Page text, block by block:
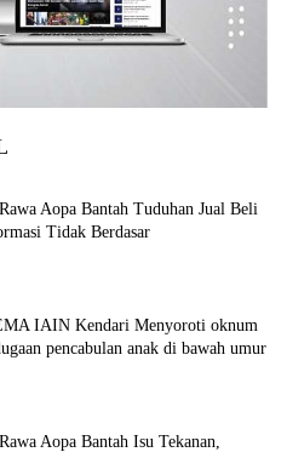
Aopa Bantah Tuduhan Jual Beli
Tidak Berdasar
IAIN Kendari Menyoroti oknum
pencabulan anak di bawah umur
Aopa Bantah Isu Tekanan,